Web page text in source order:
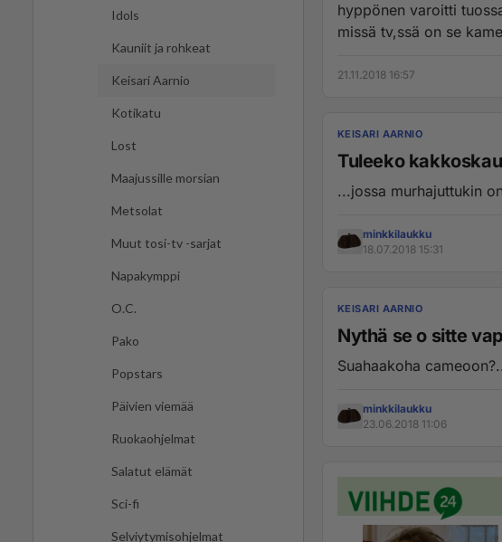
Idols
Kauniit ja rohkeat
Keisari Aarnio
Kotikatu
Lost
Maajussille morsian
Metsolat
Muut tosi-tv -sarjat
Napakymppi
O.C.
Pako
Popstars
Päivien viemää
Ruokaohjelmat
Salatut elämät
Sci-fi
Selviytymisohjelmat
hyppönen varoitti
missä tv,ssä on se
21.11.2018 16:57
KEISARI AARNIO
Tuleeko
...jossa murhajuttukin
minkkilaukku
18.07.2018 15:31
KEISARI AARNIO
Nythä se o sitte
Suahaakoha
minkkilaukku
23.06.2018 11:06